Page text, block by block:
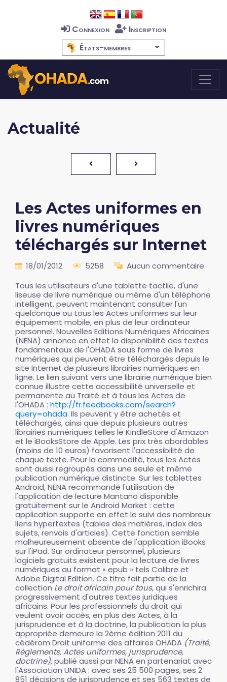
Connexion
Inscription
États-membres
Actualité
Les Actes uniformes en
livres numériques
téléchargés sur Internet
18/01/2012 5258
Aucun commentaire
Tous les utilisateurs d'une tablette tactile, d'une
liseuse de livre numérique ou même d'un téléphone
intelligent, peuvent maintenant consulter l'un
quelconque ou tous les Actes uniformes sur leur
équipement mobile, en plus de leur ordinateur
personnel. Nouvelles Editions Numériques Africaines
(NENA) annonce en effet la disponibilité des textes
fondamentaux de l'OHADA sous forme de livres
numériques qui peuvent être téléchargés depuis le
site Internet de plusieurs librairies numériques en
ligne. Le lien suivant vers une librairie numérique bien
connue illustre cette accessibilité universelle et
permanente au Traité et à tous les Actes de
l'OHADA : http://fr.feedbooks.com/search?
query=ohada. Ils peuvent y être achetés et
téléchargés, ainsi que depuis plusieurs autres
librairies numériques telles le KindleStore d'Amazon
et le iBooksStore de Apple. Les prix très abordables
(moins de 10 euros) favorisent l'accessibilité de
chaque texte. Pour la commodité, tous les Actes
sont aussi regroupés dans une seule et même
publication numérique distincte. Sur les tablettes
Android, NENA recommande l'utilisation de
l'application de lecture Mantano disponible
gratuitement sur le Android Market : cette
application supporte en effet le suivi des nombreux
liens hypertextes (tables des matières, index des
sujets, renvois d'articles). Cette fonction semble
malheureusement absente de l'application iBooks
sur l'iPad. Sur ordinateur personnel, plusieurs
logiciels gratuits existent pour la lecture de livres
numériques au format « epub » tels Calibre et
Adobe Digital Edition. Ce titre fait partie de la
collection Le droit africain pour tous, qui s'enrichira
progressivement d'autres textes juridiques
africains. Pour les professionnels du droit qui
veulent avoir accès, en plus des Actes, à la
jurisprudence et à la doctrine, la publication la plus
appropriée demeure la 2ème édition 2011 du
cédérom Droit uniforme des affaires OHADA (Traité,
Règlements, Actes uniformes, jurisprudence,
doctrine), publié aussi par NENA en partenariat avec
l'Association UNIDA : avec ses 25 500 pages, ses 2
851 décisions de jurisprudence et ses 563 textes de